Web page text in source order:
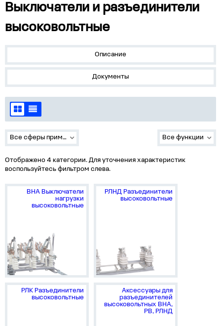
Выключатели и разъединители
высоковольтные
Описание
Документы
Все сферы применения Все функции
Отображено 4 категории. Для уточнения характеристик
воспользуйтесь фильтром слева.
ВНА Выключатели
нагрузки
высоковольтные
РЛНД Разъединители
высоковольтные
РЛК Разъединители
высоковольтные
Аксессуары для
разъединителей
высоковольтных ВНА,
РВ, РЛНД